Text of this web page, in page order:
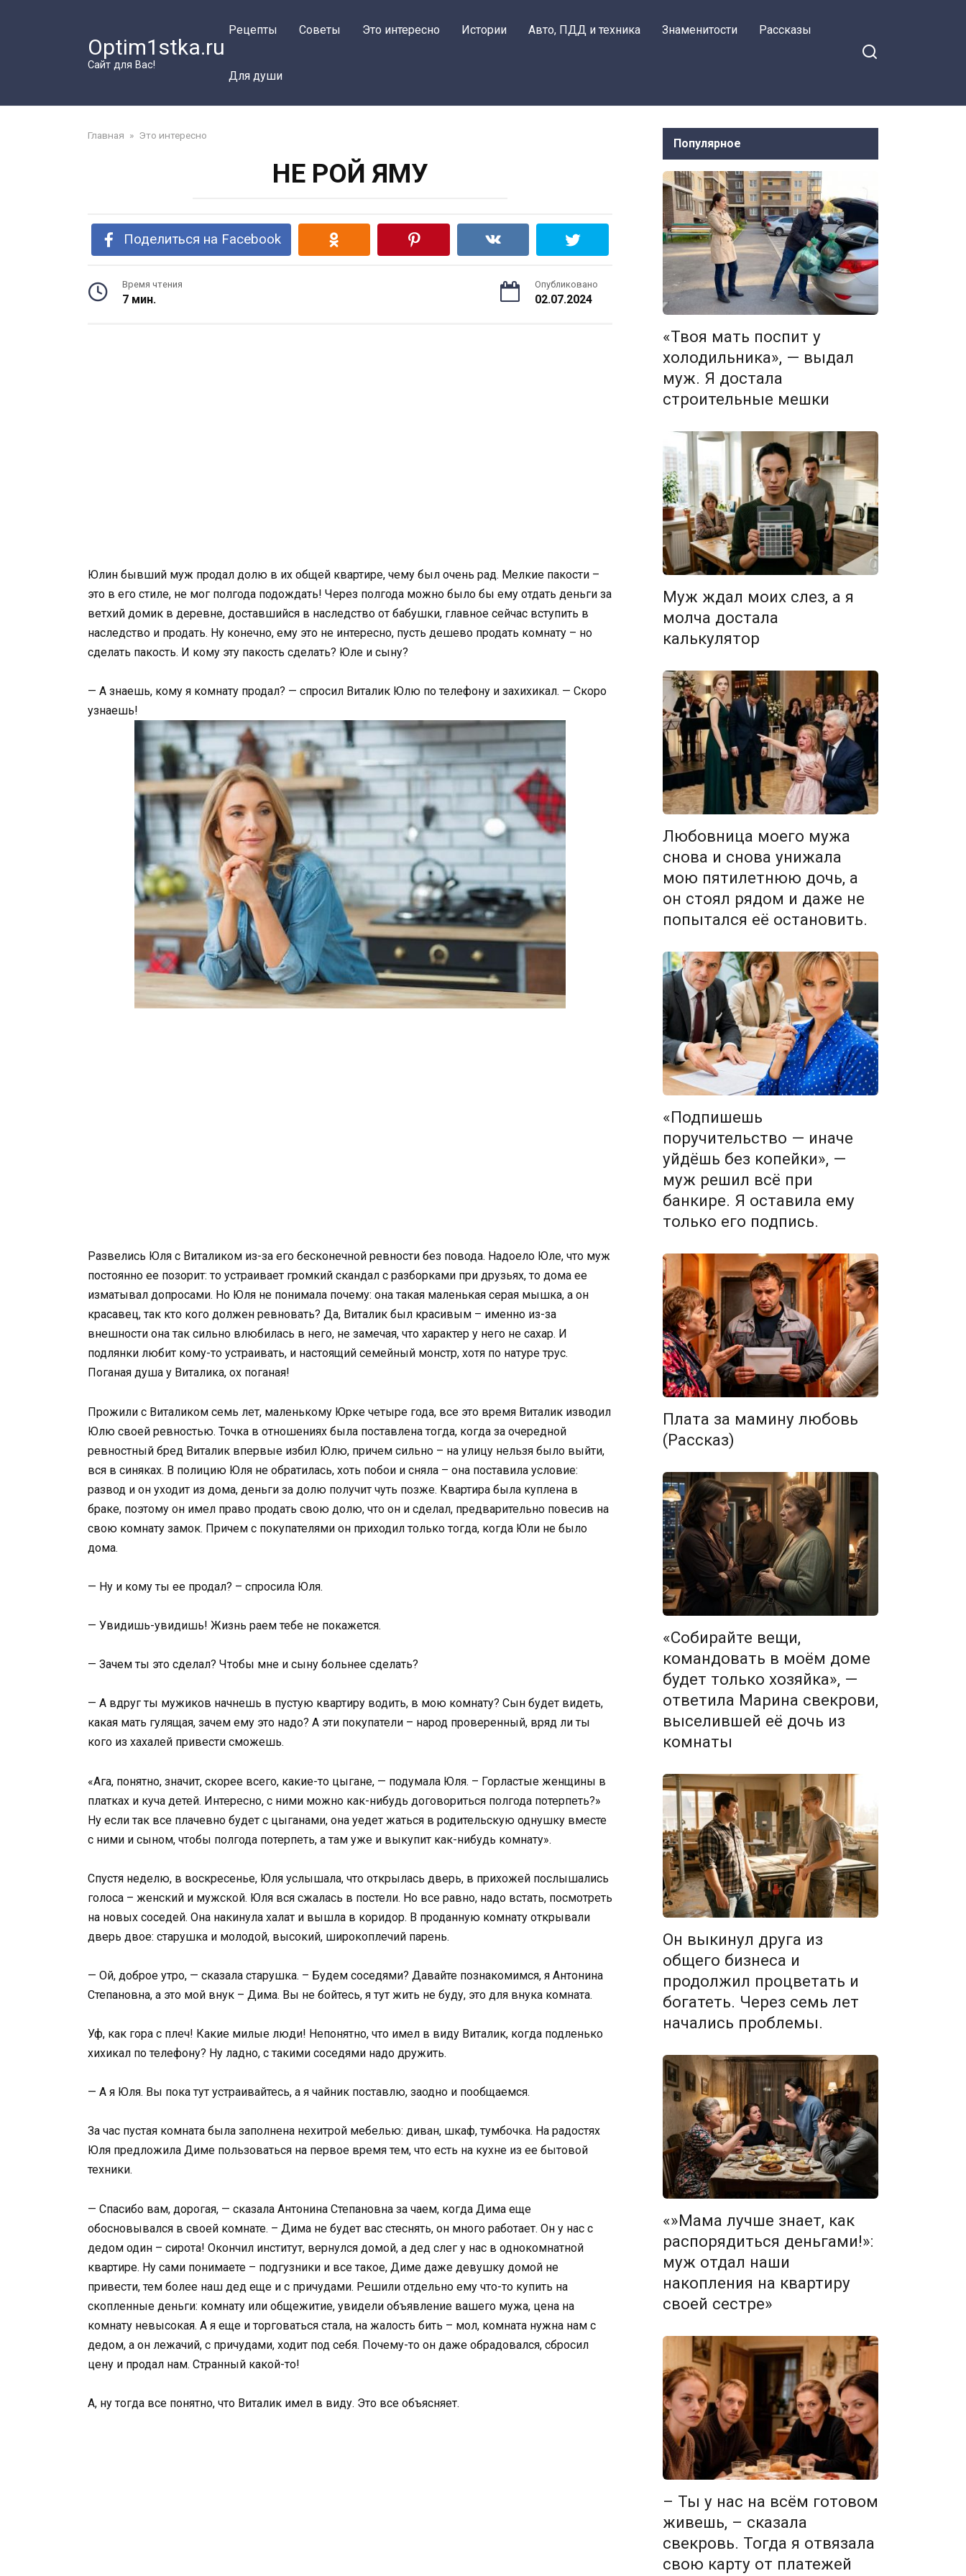
Optim1stka.ru
Сайт для Вас!
Рецепты Советы Это интересно Истории Авто, ПДД и техника Знаменитости Рассказы
Для души
Главная » Это интересно
НЕ РОЙ ЯМУ
Поделиться на Facebook
Время чтения
7 мин.
Опубликовано
02.07.2024
Юлин бывший муж продал долю в их общей квартире, чему был очень рад. Мелкие пакости –
это в его стиле, не мог полгода подождать! Через полгода можно было бы ему отдать деньги за
ветхий домик в деревне, доставшийся в наследство от бабушки, главное сейчас вступить в
наследство и продать. Ну конечно, ему это не интересно, пусть дешево продать комнату – но
сделать пакость. И кому эту пакость сделать? Юле и сыну?
— А знаешь, кому я комнату продал? — спросил Виталик Юлю по телефону и захихикал. — Скоро
узнаешь!
Развелись Юля с Виталиком из-за его бесконечной ревности без повода. Надоело Юле, что муж
постоянно ее позорит: то устраивает громкий скандал с разборками при друзьях, то дома ее
изматывал допросами. Но Юля не понимала почему: она такая маленькая серая мышка, а он
красавец, так кто кого должен ревновать? Да, Виталик был красивым – именно из-за
внешности она так сильно влюбилась в него, не замечая, что характер у него не сахар. И
подлянки любит кому-то устраивать, и настоящий семейный монстр, хотя по натуре трус.
Поганая душа у Виталика, ох поганая!
Прожили с Виталиком семь лет, маленькому Юрке четыре года, все это время Виталик изводил
Юлю своей ревностью. Точка в отношениях была поставлена тогда, когда за очередной
ревностный бред Виталик впервые избил Юлю, причем сильно – на улицу нельзя было выйти,
вся в синяках. В полицию Юля не обратилась, хоть побои и сняла – она поставила условие:
развод и он уходит из дома, деньги за долю получит чуть позже. Квартира была куплена в
браке, поэтому он имел право продать свою долю, что он и сделал, предварительно повесив на
свою комнату замок. Причем с покупателями он приходил только тогда, когда Юли не было
дома.
— Ну и кому ты ее продал? – спросила Юля.
— Увидишь-увидишь! Жизнь раем тебе не покажется.
— Зачем ты это сделал? Чтобы мне и сыну больнее сделать?
— А вдруг ты мужиков начнешь в пустую квартиру водить, в мою комнату? Сын будет видеть,
какая мать гулящая, зачем ему это надо? А эти покупатели – народ проверенный, вряд ли ты
кого из хахалей привести сможешь.
«Ага, понятно, значит, скорее всего, какие-то цыгане, — подумала Юля. – Горластые женщины в
платках и куча детей. Интересно, с ними можно как-нибудь договориться полгода потерпеть?»
Ну если так все плачевно будет с цыганами, она уедет жаться в родительскую однушку вместе
с ними и сыном, чтобы полгода потерпеть, а там уже и выкупит как-нибудь комнату».
Спустя неделю, в воскресенье, Юля услышала, что открылась дверь, в прихожей послышались
голоса – женский и мужской. Юля вся сжалась в постели. Но все равно, надо встать, посмотреть
на новых соседей. Она накинула халат и вышла в коридор. В проданную комнату открывали
дверь двое: старушка и молодой, высокий, широкоплечий парень.
— Ой, доброе утро, — сказала старушка. – Будем соседями? Давайте познакомимся, я Антонина
Степановна, а это мой внук – Дима. Вы не бойтесь, я тут жить не буду, это для внука комната.
Уф, как гора с плеч! Какие милые люди! Непонятно, что имел в виду Виталик, когда подленько
хихикал по телефону? Ну ладно, с такими соседями надо дружить.
— А я Юля. Вы пока тут устраивайтесь, а я чайник поставлю, заодно и пообщаемся.
За час пустая комната была заполнена нехитрой мебелью: диван, шкаф, тумбочка. На радостях
Юля предложила Диме пользоваться на первое время тем, что есть на кухне из ее бытовой
техники.
— Спасибо вам, дорогая, — сказала Антонина Степановна за чаем, когда Дима еще
обосновывался в своей комнате. – Дима не будет вас стеснять, он много работает. Он у нас с
дедом один – сирота! Окончил институт, вернулся домой, а дед слег у нас в однокомнатной
квартире. Ну сами понимаете – подгузники и все такое, Диме даже девушку домой не
привести, тем более наш дед еще и с причудами. Решили отдельно ему что-то купить на
скопленные деньги: комнату или общежитие, увидели объявление вашего мужа, цена на
комнату невысокая. А я еще и торговаться стала, на жалость бить – мол, комната нужна нам с
дедом, а он лежачий, с причудами, ходит под себя. Почему-то он даже обрадовался, сбросил
цену и продал нам. Странный какой-то!
А, ну тогда все понятно, что Виталик имел в виду. Это все объясняет.
Популярное
«Твоя мать поспит у
холодильника», — выдал
муж. Я достала
строительные мешки
Муж ждал моих слез, а я
молча достала
калькулятор
Любовница моего мужа
снова и снова унижала
мою пятилетнюю дочь, а
он стоял рядом и даже не
попытался её остановить.
«Подпишешь
поручительство — иначе
уйдёшь без копейки», —
муж решил всё при
банкире. Я оставила ему
только его подпись.
Плата за мамину любовь
(Рассказ)
«Собирайте вещи,
командовать в моём доме
будет только хозяйка», —
ответила Марина свекрови,
выселившей её дочь из
комнаты
Он выкинул друга из
общего бизнеса и
продолжил процветать и
богатеть. Через семь лет
начались проблемы.
«»Мама лучше знает, как
распорядиться деньгами!»:
муж отдал наши
накопления на квартиру
своей сестре»
– Ты у нас на всём готовом
живешь, – сказала
свекровь. Тогда я отвязала
свою карту от платежей